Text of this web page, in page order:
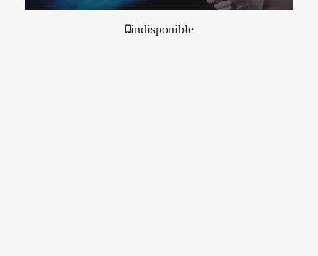
indisponible